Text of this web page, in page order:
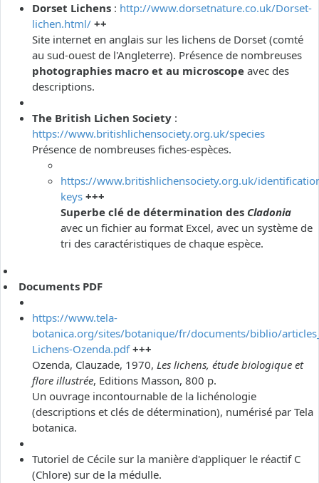
Dorset Lichens : http://www.dorsetnature.co.uk/Dorset-
lichen.html/ ++
Site internet en anglais sur les lichens de Dorset (comté
au sud-ouest de l'Angleterre). Présence de nombreuses
photographies macro et au microscope avec des
descriptions.
The British Lichen Society :
https://www.britishlichensociety.org.uk/species
Présence de nombreuses fiches-espèces.
https://www.britishlichensociety.org.uk/
keys +++
Superbe clé de détermination des Cladonia
avec un fichier au format Excel, avec un système de
tri des caractéristiques de chaque espèce.
Documents PDF
https://www.tela-
botanica.org/sites/botanique/fr/documents/biblio/
Lichens-Ozenda.pdf +++
Ozenda, Clauzade, 1970, Les lichens, étude biologique et
flore illustrée, Editions Masson, 800 p.
Un ouvrage incontournable de la lichénologie
(descriptions et clés de détermination), numérisé par Tela
botanica.
Tutoriel de Cécile sur la manière d'appliquer le réactif C
(Chlore) sur de la médulle.